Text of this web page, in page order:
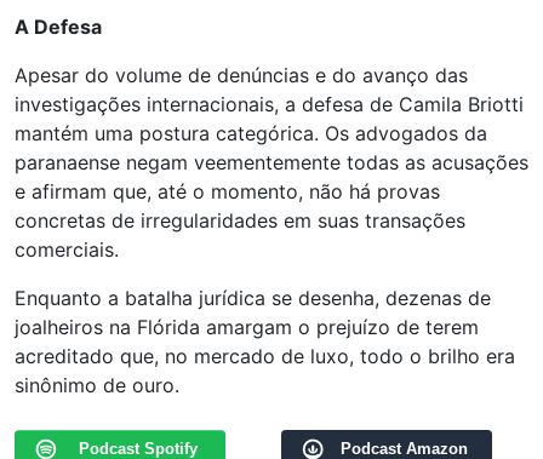
A Defesa
Apesar do volume de denúncias e do avanço das
investigações internacionais, a defesa de Camila Briotti
mantém uma postura categórica. Os advogados da
paranaense negam veementemente todas as acusações
e afirmam que, até o momento, não há provas
concretas de irregularidades em suas transações
comerciais.
Enquanto a batalha jurídica se desenha, dezenas de
joalheiros na Flórida amargam o prejuízo de terem
acreditado que, no mercado de luxo, todo o brilho era
sinônimo de ouro.
Podcast Spotify Podcast Amazon